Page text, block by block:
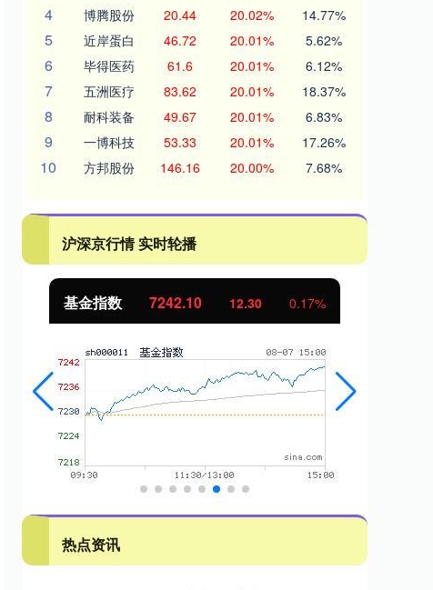
4 博腾股份 20.44 20.02% 14.77%
5 近岸蛋白 46.72 20.01% 5.62%
6 毕得医药 61.6 20.01% 6.12%
7 五洲医疗 83.62 20.01% 18.37%
8 耐科装备 49.67 20.01% 6.83%
9 一博科技 53.33 20.01% 17.26%
10 方邦股份 146.16 20.00% 7.68%
沪深京行情 实时轮播
基金指数 7242.10 12.30 0.17%
热点资讯